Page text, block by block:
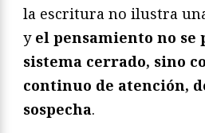
la escritura no ilustra
y el pensamiento no se
sistema cerrado, sino
continuo de atención,
sospecha.